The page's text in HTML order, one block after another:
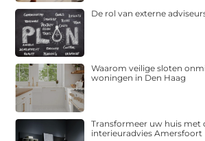
De rol van externe
Waarom veilige sloten
woningen in Den Haag
Transformeer uw huis met
interieuradvies Amersfoort